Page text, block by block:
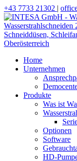
+43 7733 21302 |
Home
Unternehmen
Produkte
Was ist
Optionen
Software
HD-